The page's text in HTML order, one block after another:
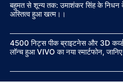
बहुमत से शून्य तक: उमाशंकर सिंह के निधन
अस्तित्व हुआ खत्म।।
4500 निट्स पीक ब्राइटनेस और 3D
लॉन्च हुआ VIVO का नया स्मार्टफोन,